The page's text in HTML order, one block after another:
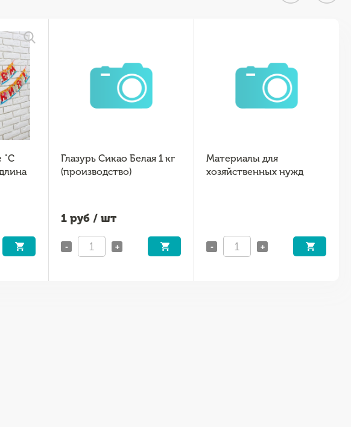
"С
Глазурь Сикао Белая 1 кг
(производство)
1 руб / шт
- +
Материалы для
хозяйственных нужд
- +